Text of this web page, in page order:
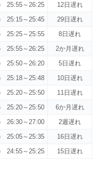
25:55～26:25
12日遅れ
25:15～25:45
29日遅れ
25:25～25:55
8日遅れ
25:55～26:25
2か月遅れ
25:50～26:20
5日遅れ
25:18～25:48
10日遅れ
25:20～25:50
11日遅れ
25:20～25:50
6か月遅れ
26:30～27:00
2週遅れ
25:05～25:35
16日遅れ
24:55～25:25 15日遅れ